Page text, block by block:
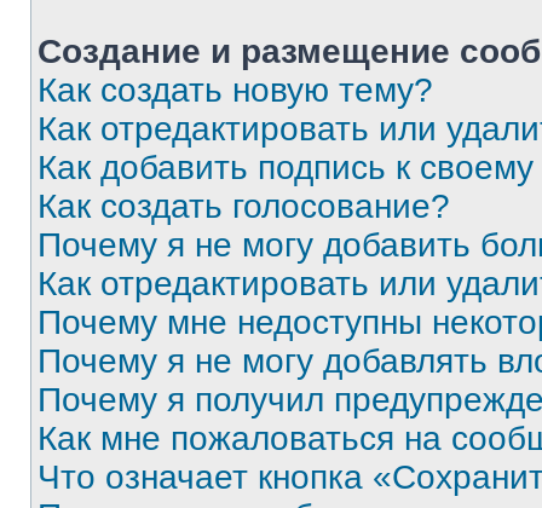
Создание и размещение
Как создать новую тему?
Как отредактировать или
Как добавить подпись к
Как создать голосование?
Почему я не могу добавить
Как отредактировать или
Почему мне недоступны
Почему я не могу добавлять
Почему я получил
Как мне пожаловаться на
Что означает кнопка